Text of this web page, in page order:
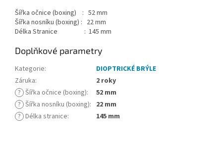
Šířka očnice (boxing) : 52 mm
Šířka nosníku (boxing) : 22 mm
Délka Stranice : 145 mm
Doplňkové parametry
Kategorie:
DIOPTRICKÉ BRÝLE
Záruka:
2 roky
? Šířka očnice (boxing):
52 mm
? Šířka nosníku (boxing): 22 mm
? Délka stranice: 145 mm